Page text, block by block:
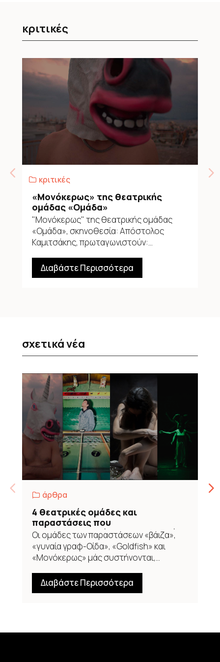
κριτικές
κριτικές
«Μονόκερως» της θεατρικής
ομάδας «Ομάδα»
"Μονόκερως" της θεατρικής ομάδας
«Ομάδα», σκηνοθεσία: Απόστολος
Καμιτσάκης, πρωταγωνιστούν:...
Διαβάστε Περισσότερα
σχετικά νέα
, άρθρα
4 θεατρικές ομάδες και
παραστάσεις που
επαναπροσδιορίζουν τη νεανική
δημιουργικότητα
Οι ομάδες των παραστάσεων «βάιζα»,
«γυναία γραφ-Οίδα», «Goldfish» και
«Μονόκερως» μάς συστήνονται,...
Διαβάστε Περισσότερα